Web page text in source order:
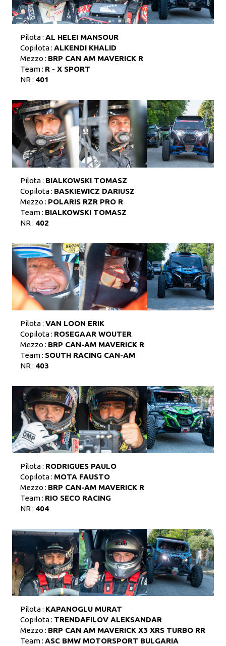
Pilota : AL HELEI MANSOUR
Copilota : ALKENDI KHALID
Mezzo : BRP CAN AM MAVERICK R
Team : R - X SPORT
NR : 401
Pilota : BIALKOWSKI TOMASZ
Copilota : BASKIEWICZ DARIUSZ
Mezzo : POLARIS RZR PRO R
Team : BIALKOWSKI TOMASZ
NR : 402
Pilota : VAN LOON ERIK
Copilota : ROSEGAAR WOUTER
Mezzo : BRP CAN-AM MAVERICK R
Team : SOUTH RACING CAN-AM
NR : 403
Pilota : RODRIGUES PAULO
Copilota : MOTA FAUSTO
Mezzo : BRP CAN-AM MAVERICK R
Team : RIO SECO RACING
NR : 404
Pilota : KAPANOGLU MURAT
Copilota : TRENDAFILOV ALEKSANDAR
Mezzo : BRP CAN AM MAVERICK X3 XRS TURBO RR
Team : ASC BMW MOTORSPORT BULGARIA